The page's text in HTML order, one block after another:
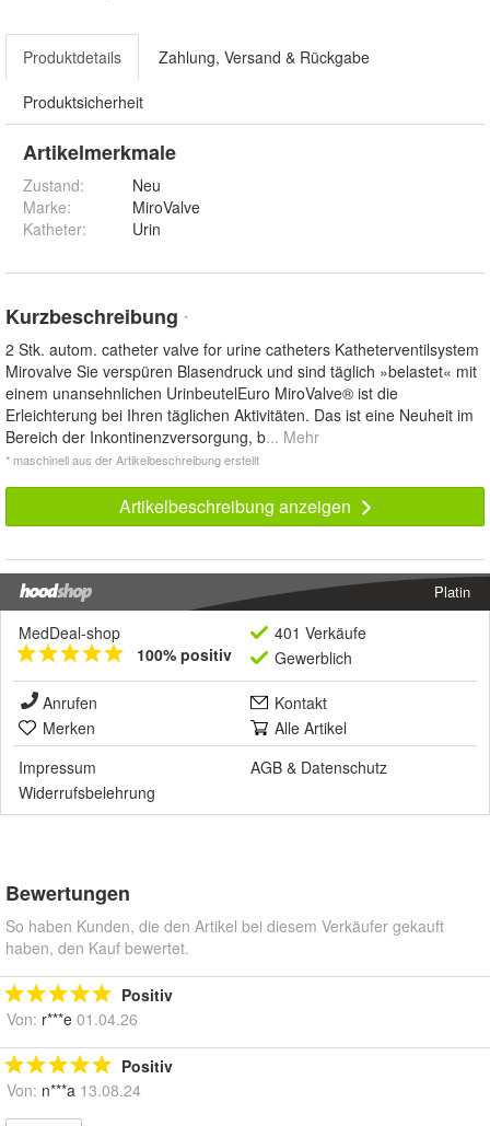
Produktdetails Zahlung, Versand & Rückgabe
Produktsicherheit
Artikelmerkmale
Zustand:
Neu
Marke:
MiroValve
Katheter: Urin
Kurzbeschreibung *
2 Stk. autom. catheter valve for urine catheters Katheterventilsystem
Mirovalve Sie verspüren Blasendruck und sind täglich »belastet« mit
einem unansehnlichen UrinbeutelEuro MiroValve® ist die
Erleichterung bei Ihren täglichen Aktivitäten. Das ist eine Neuheit im
Bereich der Inkontinenzversorgung, b... Mehr
* maschinell aus der Artikelbeschreibung erstellt
Artikelbeschreibung anzeigen
Platin
MedDeal-shop
100% positiv
401 Verkäufe
Gewerblich
Anrufen
Kontakt
Merken
Alle Artikel
Impressum
AGB & Datenschutz
Widerrufsbelehrung
Bewertungen
So haben Kunden, die den Artikel bei diesem Verkäufer gekauft
haben, den Kauf bewertet.
Positiv
Von: r***e 01.04.26
Positiv
Von: n***a 13.08.24